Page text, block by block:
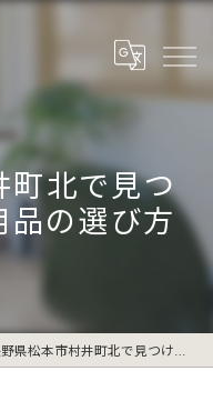
町北で見つ
品の選び方
県松本市村井町北で見つけるホームケア用品の選び方